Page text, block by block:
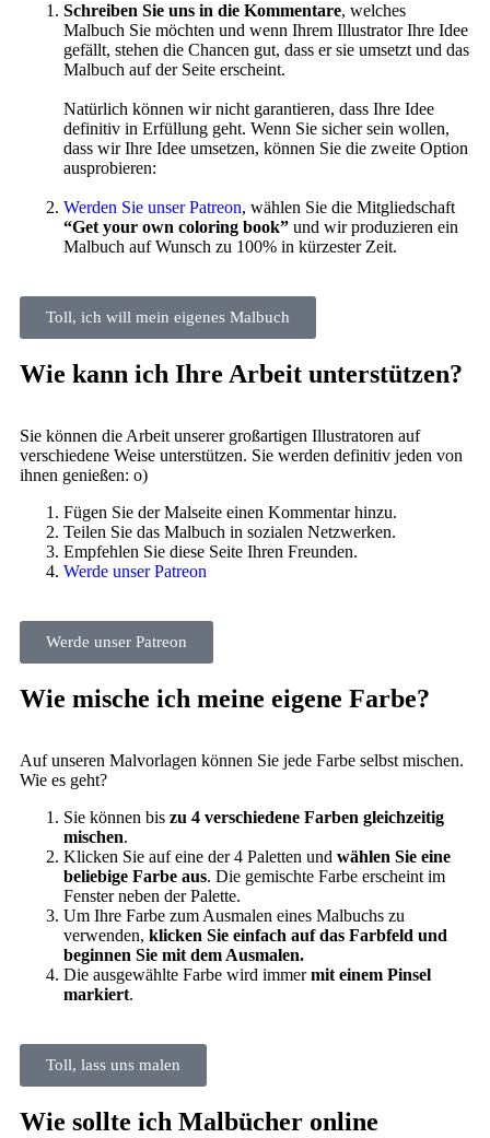
Schreiben Sie uns in die Kommentare, welches
Malbuch Sie möchten und wenn Ihrem Illustrator Ihre Idee
gefällt, stehen die Chancen gut, dass er sie umsetzt und das
Malbuch auf der Seite erscheint.
Natürlich können wir nicht garantieren, dass Ihre Idee
definitiv in Erfüllung geht. Wenn Sie sicher sein wollen,
dass wir Ihre Idee umsetzen, können Sie die zweite Option
ausprobieren:
Werden Sie unser Patreon, wählen Sie die Mitgliedschaft
“Get your own coloring book” und wir produzieren ein
Malbuch auf Wunsch zu 100% in kürzester Zeit.
Toll, ich will mein eigenes Malbuch
Wie kann ich Ihre Arbeit unterstützen?
Sie können die Arbeit unserer großartigen Illustratoren auf
verschiedene Weise unterstützen. Sie werden definitiv jeden von
ihnen genießen: o)
Fügen Sie der Malseite einen Kommentar hinzu.
Teilen Sie das Malbuch in sozialen Netzwerken.
Empfehlen Sie diese Seite Ihren Freunden.
Werde unser Patreon
Werde unser Patreon
Wie mische ich meine eigene Farbe?
Auf unseren Malvorlagen können Sie jede Farbe selbst mischen.
Wie es geht?
Sie können bis zu 4 verschiedene Farben gleichzeitig
mischen.
Klicken Sie auf eine der 4 Paletten und wählen Sie eine
beliebige Farbe aus. Die gemischte Farbe erscheint im
Fenster neben der Palette.
Um Ihre Farbe zum Ausmalen eines Malbuchs zu
verwenden, klicken Sie einfach auf das Farbfeld und
beginnen Sie mit dem Ausmalen.
Die ausgewählte Farbe wird immermit einem Pinsel
markiert.
Toll, lass uns malen
Wie sollte ich Malbücher online